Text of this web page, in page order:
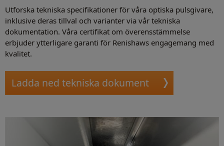
Utforska tekniska specifikationer för våra optiska pulsgivare,
inklusive deras tillval och varianter via vår tekniska
dokumentation. Våra certifikat om överensstämmelse
erbjuder ytterligare garanti för Renishaws engagemang med
kvalitet.
Ladda ned tekniska dokument